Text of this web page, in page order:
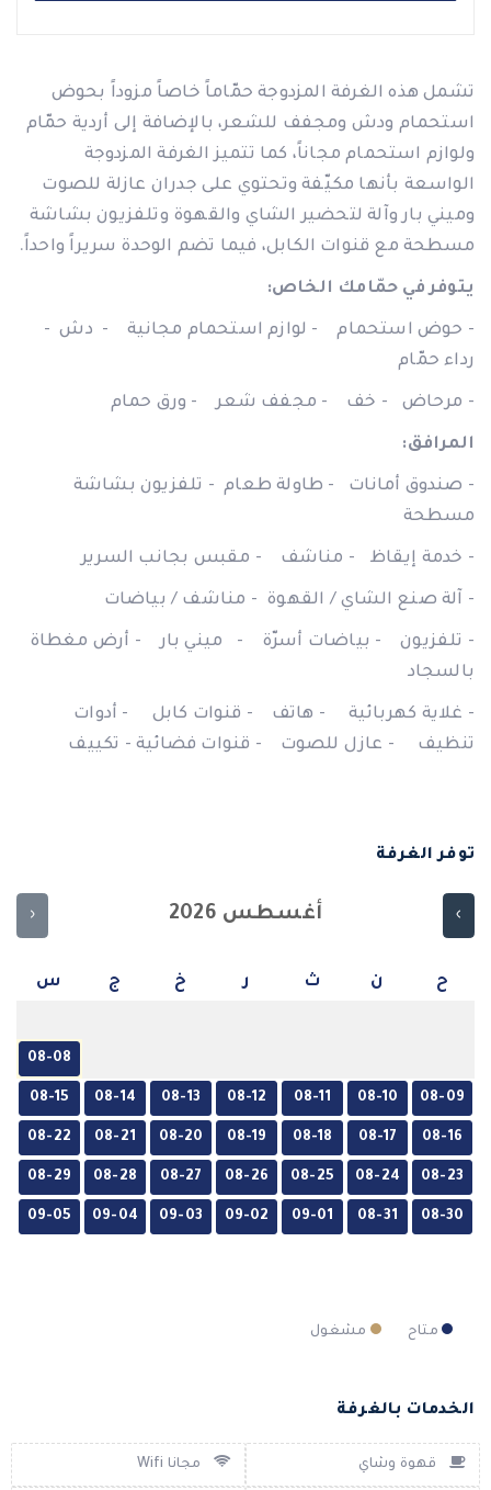
تشمل هذه الغرفة المزدوجة حمّاماً خاصاً مزوداً بحوض
استحمام ودش ومجفف للشعر، بالإضافة إلى أردية حمّام
ولوازم استحمام مجاناً، كما تتميز الغرفة المزدوجة
الواسعة بأنها مكيّفة وتحتوي على جدران عازلة للصوت
وميني بار وآلة لتحضير الشاي والقهوة وتلفزيون بشاشة
مسطحة مع قنوات الكابل، فيما تضم الوحدة سريراً واحداً.
يتوفر في حمّامك الخاص:
- حوض استحمام - لوازم استحمام مجانية - دش -
رداء حمّام
- مرحاض - خف - مجفف شعر - ورق حمام
المرافق: ​
- صندوق أمانات - طاولة طعام - تلفزيون بشاشة
مسطحة
- خدمة إيقاظ - مناشف - مقبس بجانب السرير
- آلة صنع الشاي / القهوة - مناشف / بياضات
- تلفزيون - بياضات أسرّة - ميني بار - أرض مغطاة
بالسجاد
- غلاية كهربائية - هاتف - قنوات كابل - أدوات
تنظيف - عازل للصوت - قنوات فضائية - تكييف
توفر الغرفة
‹ أغسطس 2026 ›
ح ن ث ر خ ج س
08-08
08-09
08-10
08-11
08-12
08-13
08-14
08-15
08-16
08-17
08-18
08-19
08-20
08-21
08-22
08-23
08-24
08-25
08-26
08-27
08-28
08-29
08-30
08-31
09-01
09-02
09-03
09-04
09-05
متاح مشغول
الخدمات بالغرفة
قهوة وشاي مجانا Wifi